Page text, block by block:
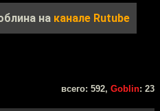
на канале Rutube
всего: 592, Goblin: 23